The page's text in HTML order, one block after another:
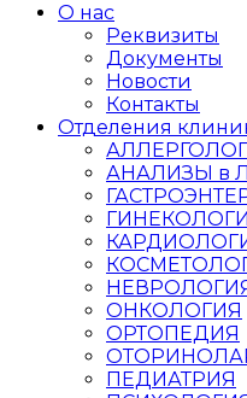
О нас
Реквизиты
Документы
Новости
Контакты
Отделения
АНАЛИЗЫ в
ОНКОЛОГИЯ
ОРТОПЕДИЯ
ПЕДИАТРИЯ